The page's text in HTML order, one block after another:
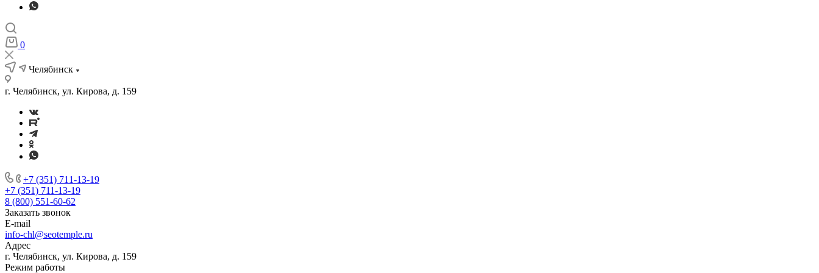
0
Челябинск
г. Челябинск, ул. Кирова, д. 159
+7 (351) 711-13-19
+7 (351) 711-13-19
8 (800) 551-60-62
Заказать звонок
E-mail
info-chl@seotemple.ru
Адрес
г. Челябинск, ул. Кирова, д. 159
Режим работы